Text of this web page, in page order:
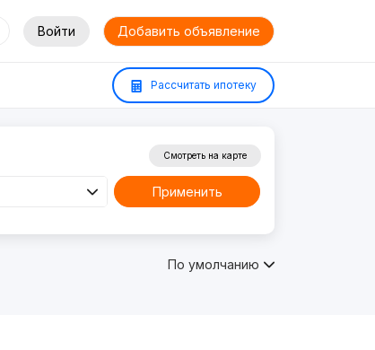
Войти Добавить объявление
Рассчитать ипотеку
Смотреть на карте
Применить
По умолчанию